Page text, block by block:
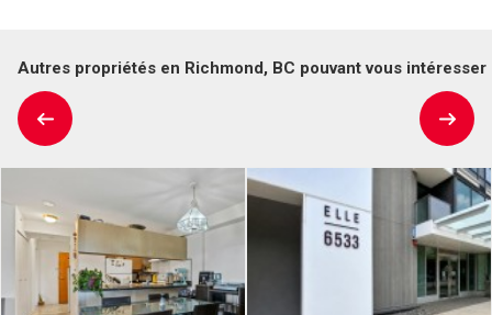
Autres propriétés en Richmond, BC pouvant vous intéresser